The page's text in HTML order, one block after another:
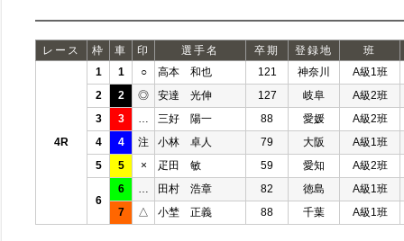
レース 枠 車 印 選手名 卒期 登録地 班
4R
1 1 ○ 高本 和也 121 神奈川
A級1班
2
2 ◎ 安達 光伸 127 岐阜
A級2班
3
3 三好 陽一 88 愛媛
A級2班
4
4 注 小林 卓人 79 大阪
A級1班
5
5 × 疋田 敏 59 愛知 A級2班
6
6 田村 浩章 82 徳島
A級1班
7
△ 小埜 正義 88 千葉 A級1班